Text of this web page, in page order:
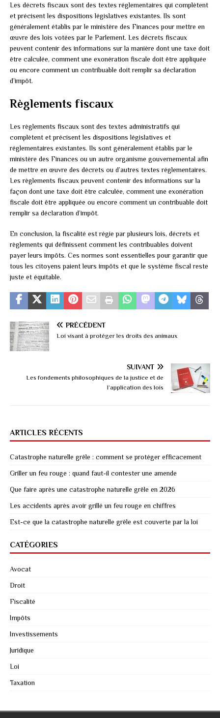
Les décrets fiscaux sont des textes réglementaires qui complètent
et précisent les dispositions législatives existantes. Ils sont
généralement établis par le ministère des Finances pour mettre en
œuvre des lois votées par le Parlement. Les décrets fiscaux
peuvent contenir des informations sur la manière dont une taxe doit
être calculée, comment une exonération fiscale doit être appliquée
ou encore comment un contribuable doit remplir sa déclaration
d’impôt.
Règlements fiscaux
Les règlements fiscaux sont des textes administratifs qui
complètent et précisent les dispositions législatives et
réglementaires existantes. Ils sont généralement établis par le
ministère des Finances ou un autre organisme gouvernemental afin
de mettre en œuvre des décrets ou d’autres textes réglementaires.
Les règlements fiscaux peuvent contenir des informations sur la
façon dont une taxe doit être calculée, comment une exonération
fiscale doit être appliquée ou encore comment un contribuable doit
remplir sa déclaration d’impôt.
En conclusion, la fiscalité est régie par plusieurs lois, décrets et
règlements qui définissent comment les contribuables doivent
payer leurs impôts. Ces normes sont essentielles pour garantir que
tous les citoyens paient leurs impôts et que le système fiscal reste
juste et équitable.
PRÉCÉDENT
Loi visant à protéger les droits des animaux
SUIVANT
Les fondements philosophiques de la justice et de
l’application des lois
ARTICLES RÉCENTS
Catastrophe naturelle grêle : comment se protéger efficacement
Griller un feu rouge : quand faut-il contester une amende
Que faire après une catastrophe naturelle grêle en 2026
Les accidents après avoir grillé un feu rouge en chiffres
Est-ce que la catastrophe naturelle grêle est couverte par la loi
CATÉGORIES
Avocat
Droit
Fiscalité
Impôts
Investissements
Juridique
Loi
Taxation